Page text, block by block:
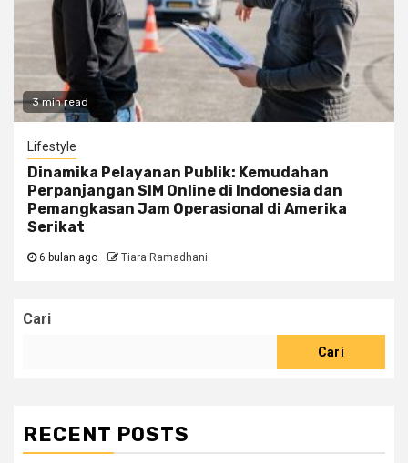
3 min read
Lifestyle
Dinamika Pelayanan Publik: Kemudahan
Perpanjangan SIM Online di Indonesia dan
Pemangkasan Jam Operasional di Amerika
Serikat
6 bulan ago Tiara Ramadhani
Cari
Cari
RECENT POSTS